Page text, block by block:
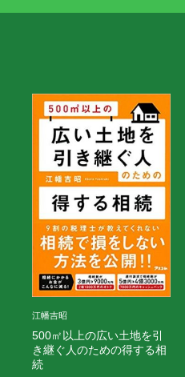
江幡吉昭
500㎡以上の広い土地を引
き継ぐ人のための得する相
続